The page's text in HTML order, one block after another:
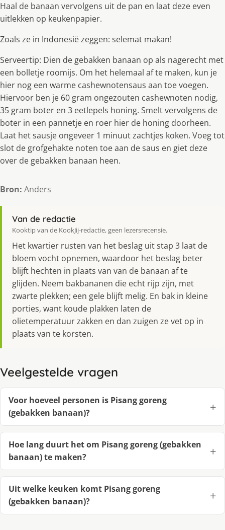
Haal de banaan vervolgens uit de pan en laat deze even
uitlekken op keukenpapier.
Zoals ze in Indonesië zeggen: selemat makan!
Serveertip: Dien de gebakken banaan op als nagerecht met
een bolletje roomijs. Om het helemaal af te maken, kun je
hier nog een warme cashewnotensaus aan toe voegen.
Hiervoor ben je 60 gram ongezouten cashewnoten nodig,
35 gram boter en 3 eetlepels honing. Smelt vervolgens de
boter in een pannetje en roer hier de honing doorheen.
Laat het sausje ongeveer 1 minuut zachtjes koken. Voeg tot
slot de grofgehakte noten toe aan de saus en giet deze
over de gebakken banaan heen.
Bron: Anders
Van de redactie
Kooktip van de KookJij-redactie, geen lezersrecensie.
Het kwartier rusten van het beslag uit stap 3 laat de
bloem vocht opnemen, waardoor het beslag beter
blijft hechten in plaats van van de banaan af te
glijden. Neem bakbananen die echt rijp zijn, met
zwarte plekken; een gele blijft melig. En bak in kleine
porties, want koude plakken laten de
olietemperatuur zakken en dan zuigen ze vet op in
plaats van te korsten.
Veelgestelde vragen
Voor hoeveel personen is Pisang goreng
(gebakken banaan)?
Hoe lang duurt het om Pisang goreng (gebakken
banaan) te maken?
Uit welke keuken komt Pisang goreng
(gebakken banaan)?